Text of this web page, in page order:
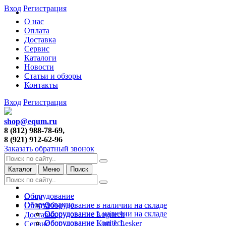
О нас
Оплата
Доставка
Сервис
Каталоги
Новости
Статьи и обзоры
Контакты
Вход Регистрация
Вход Регистрация
shop@equm.ru
8 (812) 988-78-69,
8 (921) 912-62-96
Заказать обратный звонок
Каталог Меню Поиск
О нас
Оплата
Доставка
Сервис
Оборудование
Оборудование в наличии на складе
Оборудование Logitech
Оборудование Kurt J. Lesker
Оборудование
Оборудование в наличии на складе
Оборудование Logitech